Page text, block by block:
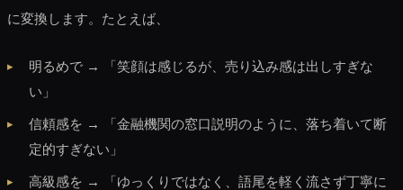
に変換します。たとえば、
明るめで → 「笑顔は感じるが、売り込み感は出しすぎな
い」
信頼感を → 「金融機関の窓口説明のように、落ち着いて断
定的すぎない」
高級感を → 「ゆっくりではなく、語尾を軽く流さず丁寧に